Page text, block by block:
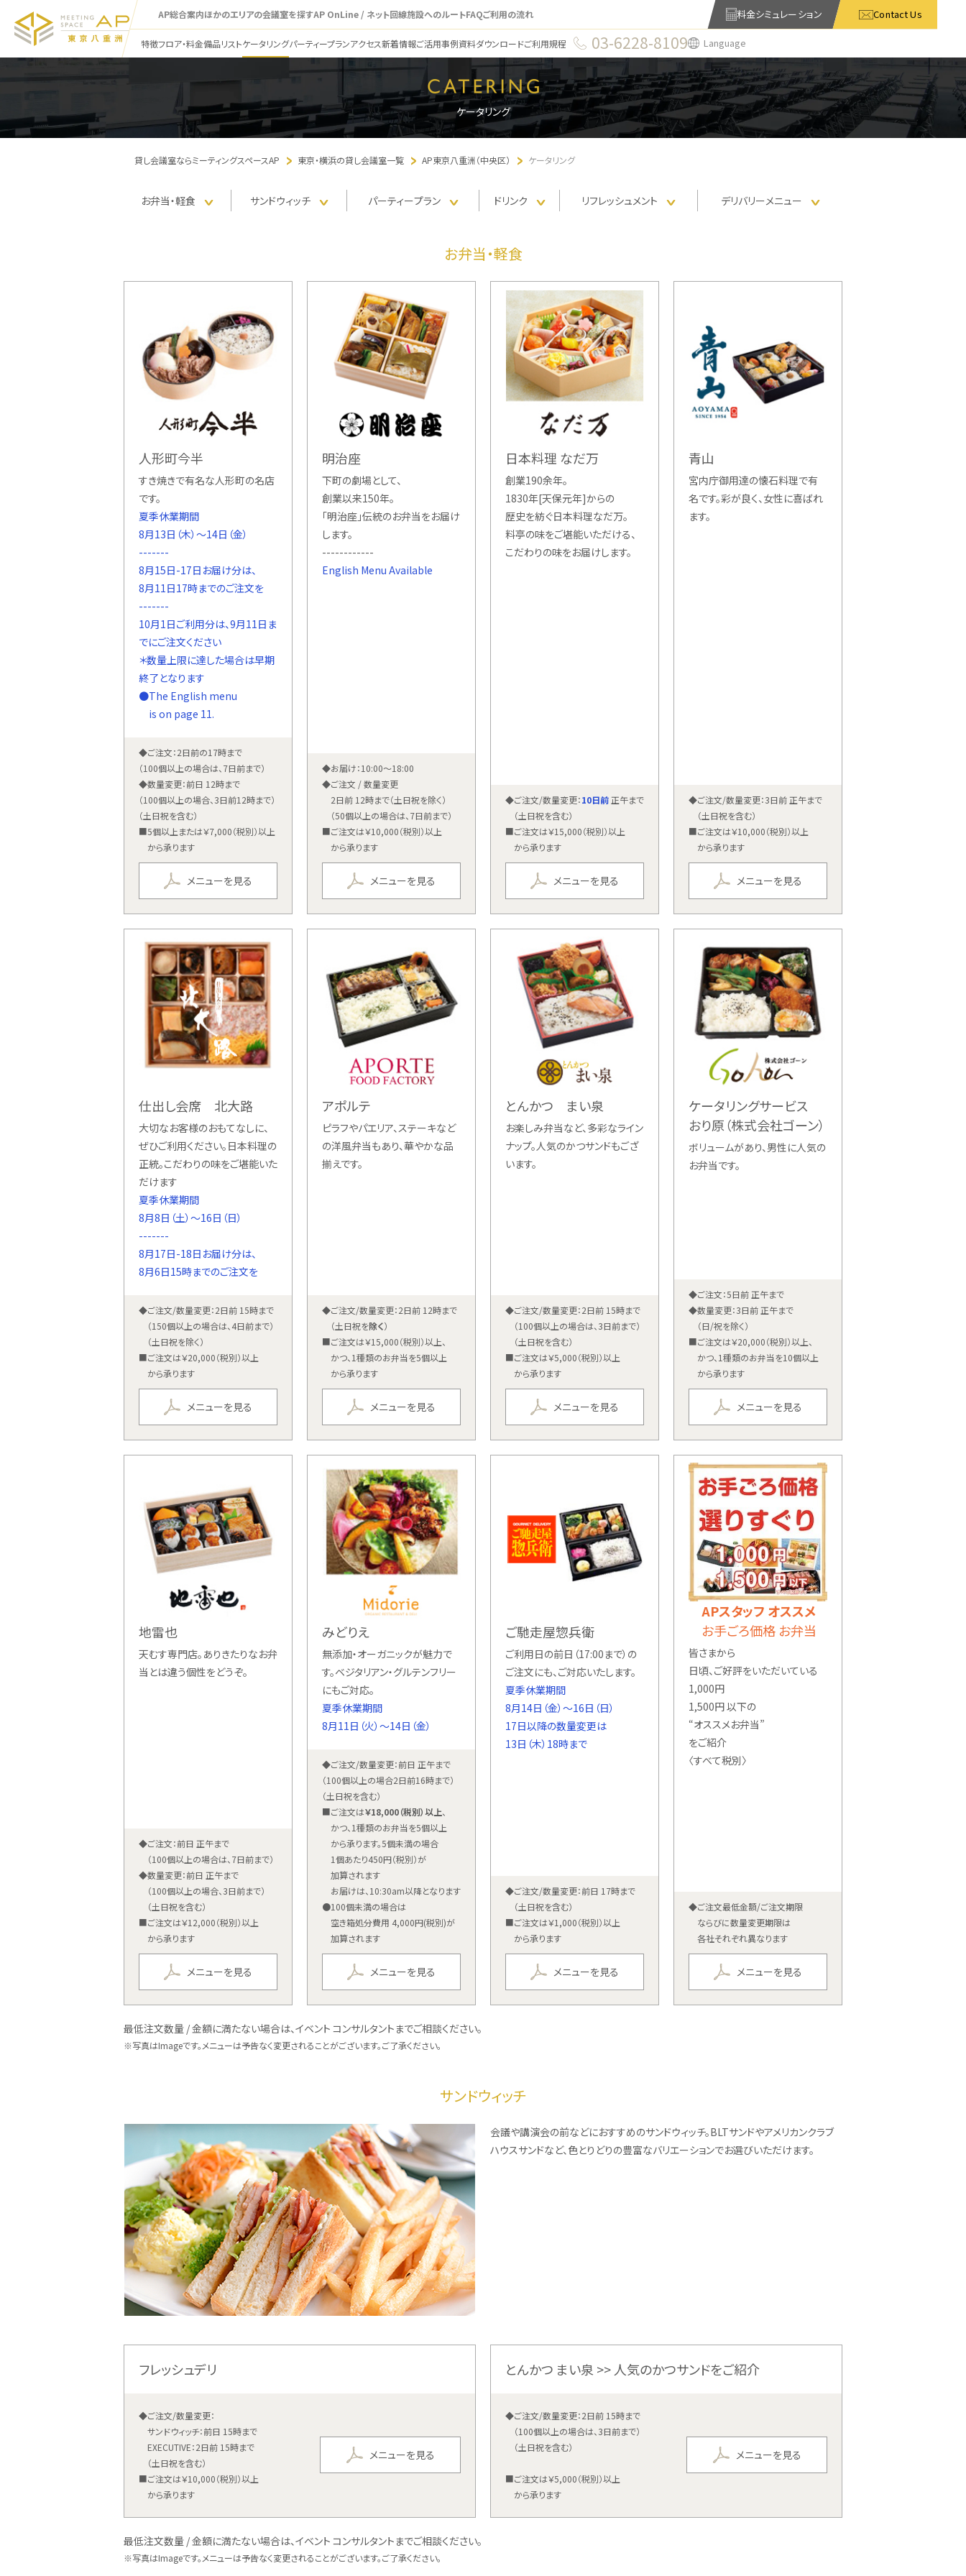
AP総合案内ほかのエリアの会議室を探すAP OnLine / ネット回線施設へのルートFAQご利用の流れ 料金シミュレーション Contact Us
特徴フロア・料金備品リストケータリングパーティープランアクセス新着情報ご活用事例資料ダウンロードご利用規程 03-6228-8109 Language
ケータリング
貸し会議室ならミーティングスペースAP 東京・横浜の貸し会議室一覧 AP東京八重洲（中央区） ケータリング
お弁当・軽食 サンドウィッチ パーティープラン ドリンク リフレッシュメント デリバリーメニュー
お弁当・軽食
人形町今半
すき焼きで有名な人形町の名店
です。
夏季休業期間
8月13日（木）〜14日（金）
-------
8月15日-17日お届け分は、
8月11日17時までのご注文を
-------
10月1日ご利用分は、9月11日ま
でにご注文ください
＊数量上限に達した場合は早期
終了となります
●The English menu
is on page 11.
◆ご注文：2日前の17時まで
（100個以上の場合は、7日前まで）
◆数量変更：前日 12時まで
（100個以上の場合、3日前12時まで）
（土日祝を含む）
■5個以上または￥7,000（税別）以上
から承ります
メニューを見る
明治座
下町の劇場として、
創業以来150年。
「明治座」伝統のお弁当をお届け
します。
------------
English Menu Available
◆お届け：10:00〜18:00
◆ご注文 / 数量変更
2日前 12時まで（土日祝を除く）
（50個以上の場合は、7日前まで）
■ご注文は￥10,000（税別）以上
から承ります
メニューを見る
日本料理 なだ万
創業190余年。
1830年[天保元年]からの
歴史を紡ぐ日本料理なだ万。
料亭の味をご堪能いただける、
こだわりの味をお届けします。
◆ご注文/数量変更：10日前 正午まで
（土日祝を含む）
■ご注文は￥15,000（税別）以上
から承ります
メニューを見る
青山
宮内庁御用達の懐石料理で有
名です。彩が良く、女性に喜ばれ
ます。
◆ご注文/数量変更：3日前 正午まで
（土日祝を含む）
■ご注文は￥10,000（税別）以上
から承ります
メニューを見る
仕出し会席 北大路
大切なお客様のおもてなしに、
ぜひご利用ください。日本料理の
正統。こだわりの味をご堪能いた
だけます
夏季休業期間
8月8日（土）〜16日（日）
-------
8月17日-18日お届け分は、
8月6日15時までのご注文を
◆ご注文/数量変更：2日前 15時まで
（150個以上の場合は、4日前まで）
（土日祝を除く）
■ご注文は￥20,000（税別）以上
から承ります
メニューを見る
アポルテ
ピラフやパエリア、ステーキなど
の洋風弁当もあり、華やかな品
揃えです。
◆ご注文/数量変更：2日前 12時まで
（土日祝を除く）
■ご注文は￥15,000（税別）以上、
かつ、1種類のお弁当を5個以上
から承ります
メニューを見る
とんかつ まい泉
お楽しみ弁当など、多彩なライン
ナップ。人気のかつサンドもござ
います。
◆ご注文/数量変更：2日前 15時まで
（100個以上の場合は、3日前まで）
（土日祝を含む）
■ご注文は￥5,000（税別）以上
から承ります
メニューを見る
ケータリングサービス
おり原（株式会社ゴーン）
ボリュームがあり、男性に人気の
お弁当です。
◆ご注文：5日前 正午まで
◆数量変更：3日前 正午まで
（日/祝を除く）
■ご注文は￥20,000（税別）以上、
かつ、1種類のお弁当を10個以上
から承ります
メニューを見る
地雷也
天むす専門店。ありきたりなお弁
当とは違う個性をどうぞ。
◆ご注文：前日 正午まで
（100個以上の場合は、7日前まで）
◆数量変更：前日 正午まで
（100個以上の場合、3日前まで）
（土日祝を含む）
■ご注文は￥12,000（税別）以上
から承ります
メニューを見る
みどりえ
無添加・オーガニックが魅力で
す。ベジタリアン・グルテンフリー
にもご対応。
夏季休業期間
8月11日（火）〜14日（金）
◆ご注文/数量変更：前日 正午まで
（100個以上の場合2日前16時まで）
（土日祝を含む）
■ご注文は￥18,000（税別）以上、
かつ、1種類のお弁当を5個以上
から承ります。5個未満の場合
1個あたり450円（税別）が
加算されます
お届けは、10:30am以降となります
●100個未満の場合は
空き箱処分費用 4,000円(税別)が
加算されます
メニューを見る
ご馳走屋惣兵衛
ご利用日の前日（17:00まで）の
ご注文にも、ご対応いたします。
夏季休業期間
8月14日（金）〜16日（日）
17日以降の数量変更は
13日（木）18時まで
◆ご注文/数量変更：前日 17時まで
（土日祝を含む）
■ご注文は￥1,000（税別）以上
から承ります
メニューを見る
APスタッフ オススメ
お手ごろ価格 お弁当
皆さまから
日頃、ご好評をいただいている
1,000円
1,500円 以下の
“オススメお弁当”
をご紹介
〈すべて税別〉
◆ご注文最低金額/ご注文期限
ならびに数量変更期限は
各社それぞれ異なります
メニューを見る
最低注文数量 / 金額に満たない場合は、イベント コンサルタントまでご相談ください。
※写真はImageです。メニューは予告なく変更されることがございます。ご了承ください。
サンドウィッチ
会議や講演会の前などにおすすめのサンドウィッチ。BLTサンドやアメリカンクラブ
ハウスサンドなど、色とりどりの豊富なバリエーションでお選びいただけます。
フレッシュデリ
◆ご注文/数量変更：
サンドウィッチ：前日 15時まで
EXECUTIVE：2日前 15時まで
（土日祝を含む）
■ご注文は￥10,000（税別）以上
から承ります
メニューを見る
とんかつ まい泉 >> 人気のかつサンドをご紹介
◆ご注文/数量変更：2日前 15時まで
（100個以上の場合は、3日前まで）
（土日祝を含む）
■ご注文は￥5,000（税別）以上
から承ります
メニューを見る
最低注文数量 / 金額に満たない場合は、イベント コンサルタントまでご相談ください。
※写真はImageです。メニューは予告なく変更されることがございます。ご了承ください。